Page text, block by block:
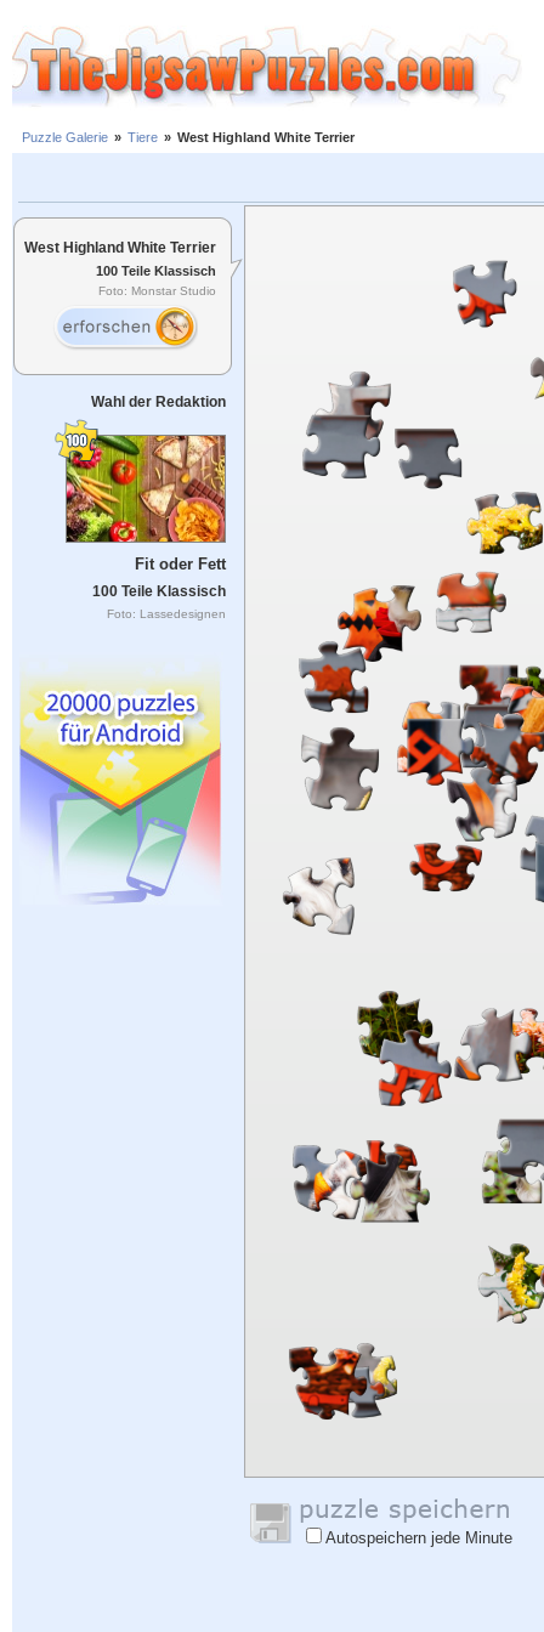
Puzzle Galerie » Tiere » West Highland White Terrier
West Highland White Terrier
100 Teile Klassisch
Foto: Monstar Studio
Wahl der Redaktion
Fit oder Fett
100 Teile Klassisch
Foto: Lassedesignen
Autospeichern jede Minute